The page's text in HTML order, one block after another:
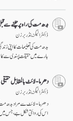
بدھ مت کی راہ پر چلنے سے
ڈاکٹر الیگزینڈر برزن
بدھ مت کی تعلیمات کا اپنی
بارے میں حقیقت پسندی سے
دھرما-لائٹ بالمقابل
ڈاکٹر الیگزینڈر برزن
دھرما-لائٹ سے مراد بدھ مت
اس کی روائتی شکل ہے، جس